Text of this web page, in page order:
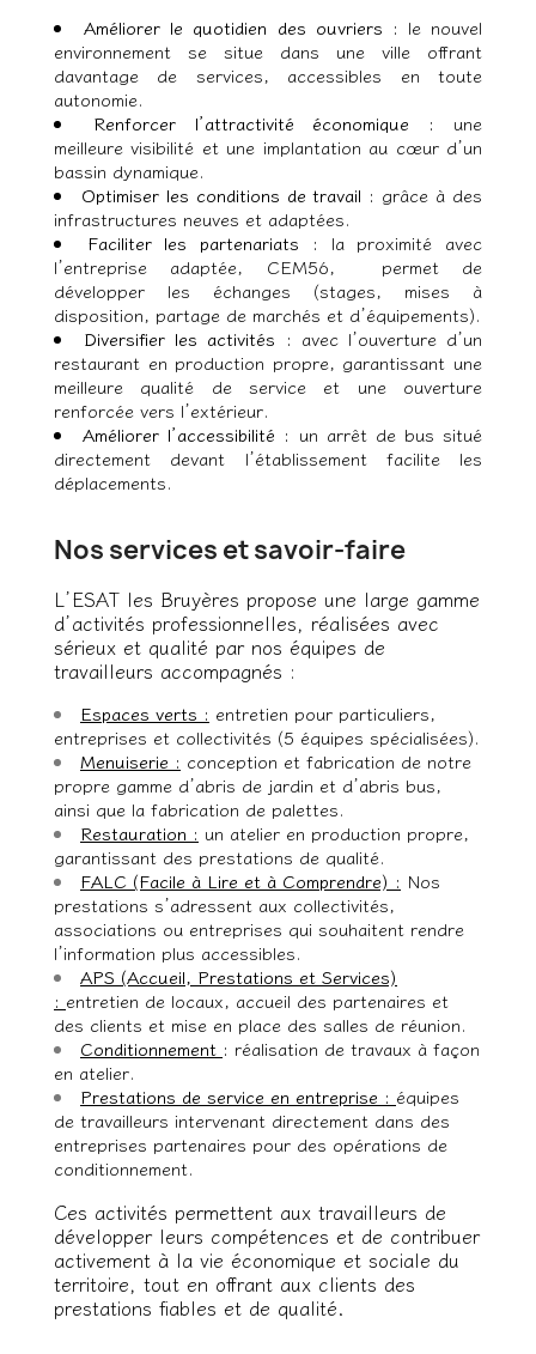
Améliorer le quotidien des ouvriers : le nouvel
environnement se situe dans une ville offrant
davantage de services, accessibles en toute
autonomie.
Renforcer l’attractivité économique :
une
meilleure visibilité et une implantation au cœur d’un
bassin dynamique.
Optimiser les conditions de travail : grâce à des
infrastructures neuves et adaptées.
Faciliter les partenariats : la proximité avec
l’entreprise adaptée, CEM56, permet de
développer les échanges (stages, mises à
disposition, partage de marchés et d’équipements).
Diversifier les activités : avec l’ouverture d’un
restaurant en production propre, garantissant une
meilleure qualité de service et une ouverture
renforcée vers l’extérieur.
Améliorer l’accessibilité : un arrêt de bus situé
directement devant l’établissement facilite les
déplacements.
Nos services et savoir-faire
L’ESAT les Bruyères propose une large gamme
d’activités professionnelles, réalisées avec
sérieux et qualité par nos équipes de
travailleurs accompagnés :
Espaces verts : entretien pour particuliers,
entreprises et collectivités (5 équipes spécialisées).
Menuiserie : conception et fabrication de notre
propre gamme d’abris de jardin et d’abris bus,
ainsi que la fabrication de palettes.
Restauration : un atelier en production propre,
garantissant des prestations de qualité.
FALC (Facile à Lire et à Comprendre) : Nos
prestations s’adressent aux collectivités,
associations ou entreprises qui souhaitent rendre
l’information plus accessibles.
APS (Accueil, Prestations et Services)
: entretien de locaux, accueil des partenaires et
des clients et mise en place des salles de réunion.
Conditionnement : réalisation de travaux à façon
en atelier.
Prestations de service en entreprise : équipes
de travailleurs intervenant directement dans des
entreprises partenaires pour des opérations de
conditionnement.
Ces activités permettent aux travailleurs de
développer leurs compétences et de contribuer
activement à la vie économique et sociale du
territoire, tout en offrant aux clients des
prestations fiables et de qualité.